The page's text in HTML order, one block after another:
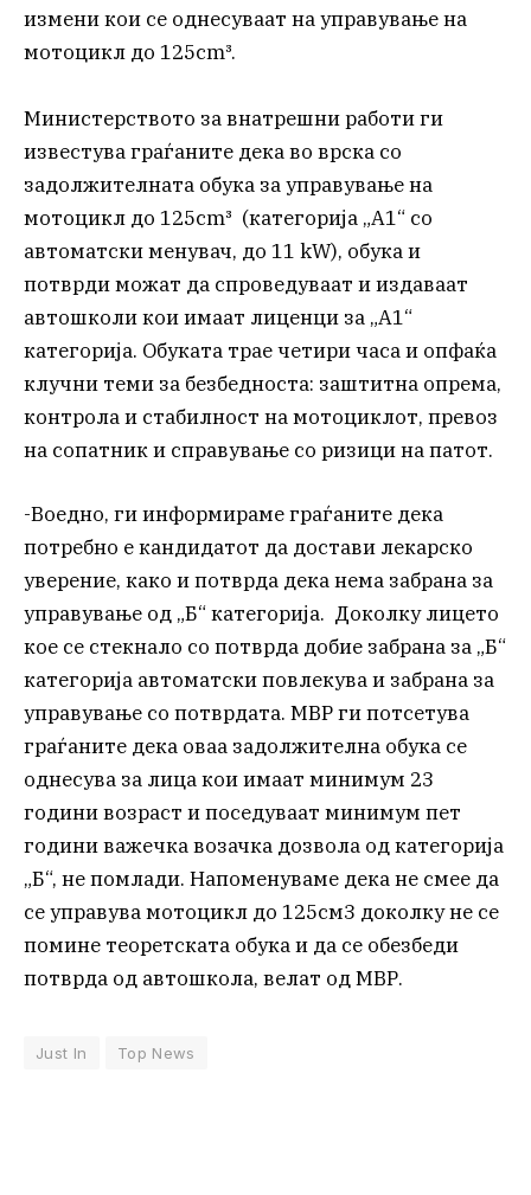
измени кои се однесуваат на управување на
мотоцикл до 125cm³.
Министерството за внатрешни работи ги
известува граѓаните дека во врска со
задолжителната обука за управување на
мотоцикл до 125cm³ (категорија „А1“ со
автоматски менувач, до 11 kW), обука и
потврди можат да спроведуваат и издаваат
автошколи кои имаат лиценци за „А1“
категорија. Обуката трае четири часа и опфаќа
клучни теми за безбедноста: заштитна опрема,
контрола и стабилност на мотоциклот, превоз
на сопатник и справување со ризици на патот.
-Воедно, ги информираме граѓаните дека
потребно е кандидатот да достави лекарско
уверение, како и потврда дека нема забрана за
управување од „Б“ категорија. Доколку лицето
кое се стекнало со потврда добие забрана за „Б“
категорија автоматски повлекува и забрана за
управување со потврдата. МВР ги потсетува
граѓаните дека оваа задолжителна обука се
однесува за лица кои имаат минимум 23
години возраст и поседуваат минимум пет
години важечка возачка дозвола од категорија
„Б“, не помлади. Напоменуваме дека не смее да
се управува мотоцикл до 125см3 доколку не се
помине теоретската обука и да се обезбеди
потврда од автошкола, велат од МВР.
Just In Top News